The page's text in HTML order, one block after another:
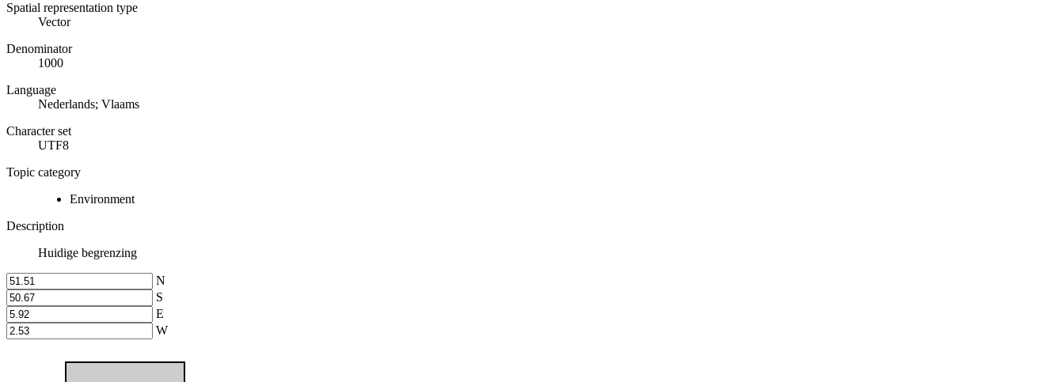
Spatial representation type
Vector
Denominator
1000
Language
Nederlands; Vlaams
Character set
UTF8
Topic category
Environment
Description
Huidige begrenzing
N
S
E
W